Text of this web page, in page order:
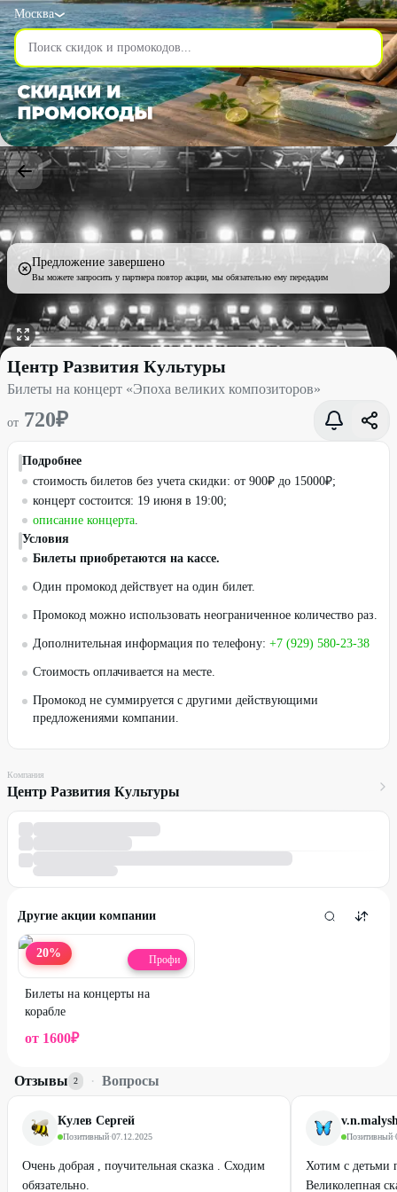
Москва
Предложение завершено
Вы можете запросить у партнера повтор акции, мы обязательно ему передадим
Билеты на концерт «Эпоха великих композиторов» со
Центр Развития Культуры
Билеты на концерт «Эпоха великих композиторов»
от 720₽
Подробнее
стоимость билетов без учета скидки: от 900₽ до 15000₽;
концерт состоится: 19 июня в 19:00;
описание концерта.
Условия
Билеты приобретаются на кассе.
Один промокод действует на один билет.
Промокод можно использовать неограниченное количество раз.
Дополнительная информация по телефону: +7 (929) 580-23-38
Стоимость оплачивается на месте.
Промокод не суммируется с другими действующими
предложениями компании.
Компания
Центр Развития Культуры
Другие акции компании
20% Профи
Билеты на концерты на
корабле
от 1600₽
Отзывы 2 · Вопросы
Кулев Сергей
Позитивный·07.12.2025
Очень добрая , поучительная сказка . Сходим
обязательно.
Позитивный·
Хотим с детьми
Великолепная